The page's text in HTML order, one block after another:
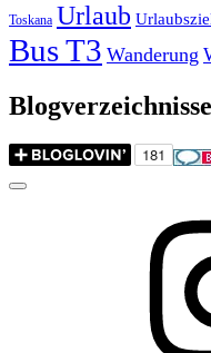
Toskana Urlaub
Bus T3 Wanderung
Blogverzeichnisse
Menu